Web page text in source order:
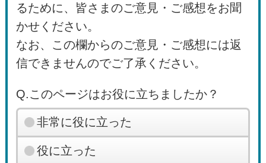
るために、皆さまのご意見・ご感想をお聞
かせください。
なお、この欄からのご意見・ご感想には返
信できませんのでご了承ください。
Q.このページはお役に立ちましたか？
非常に役に立った
役に立った